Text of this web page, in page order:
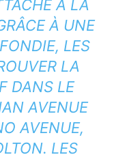
À LA
À UNE
LES
LA
DANS LE
AVENUE
AVENUE,
LES